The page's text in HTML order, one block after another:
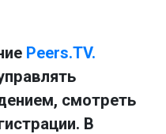
Peers.TV.
смотреть
В